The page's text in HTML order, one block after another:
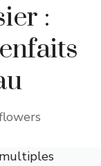
: